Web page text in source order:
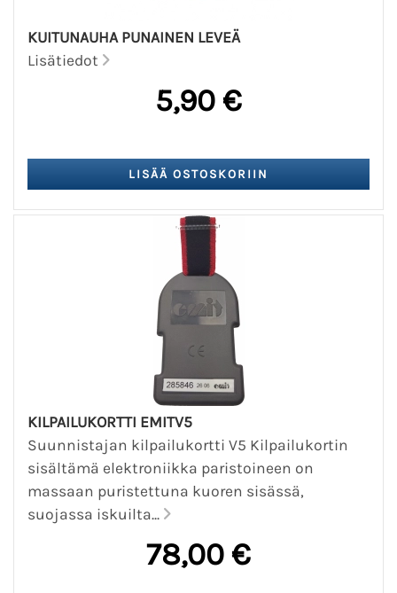
KUITUNAUHA PUNAINEN LEVEÄ
Lisätiedot
5,90 €
KILPAILUKORTTI EMITV5
Suunnistajan kilpailukortti V5 Kilpailukortin
sisältämä elektroniikka paristoineen on
massaan puristettuna kuoren sisässä,
suojassa iskuilta...
78,00 €